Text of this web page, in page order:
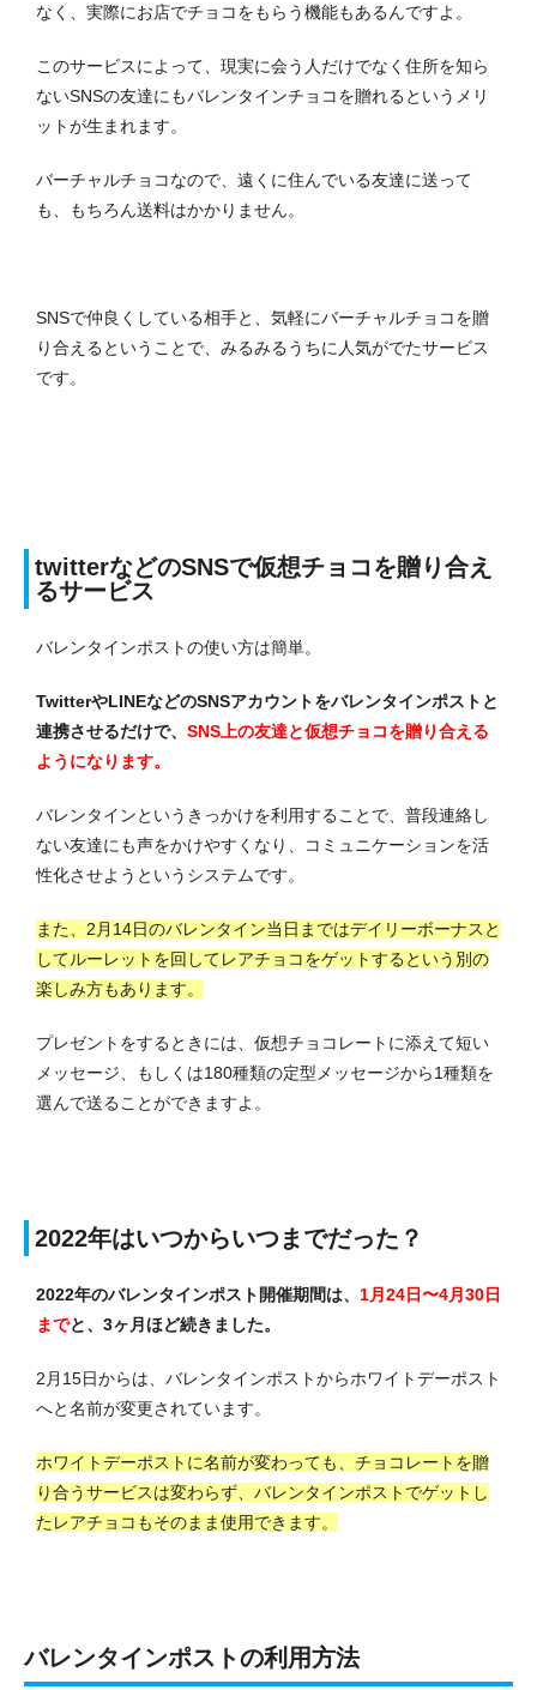
なく、実際にお店でチョコをもらう機能もあるんですよ。
このサービスによって、現実に会う人だけでなく住所を知ら
ないSNSの友達にもバレンタインチョコを贈れるというメリ
ットが生まれます。
バーチャルチョコなので、遠くに住んでいる友達に送って
も、もちろん送料はかかりません。
SNSで仲良くしている相手と、気軽にバーチャルチョコを贈
り合えるということで、みるみるうちに人気がでたサービス
です。
twitterなどのSNSで仮想チョコを贈り合え
るサービス
バレンタインポストの使い方は簡単。
TwitterやLINEなどのSNSアカウントをバレンタインポストと
連携させるだけで、 SNS上の友達と仮想チョコを贈り合える
ようになります。
バレンタインというきっかけを利用することで、普段連絡し
ない友達にも声をかけやすくなり、コミュニケーションを活
性化させようというシステムです。
また、2月14日のバレンタイン当日まではデイリーボーナスと
してルーレットを回してレアチョコをゲットするという別の
楽しみ方もあります。
プレゼントをするときには、仮想チョコレートに添えて短い
メッセージ、もしくは180種類の定型メッセージから1種類を
選んで送ることができますよ。
2022年はいつからいつまでだった？
2022年のバレンタインポスト開催期間は、 1月24日〜4月30日
までと、3ヶ月ほど続きました。
2月15日からは、バレンタインポストからホワイトデーポスト
へと名前が変更されています。
ホワイトデーポストに名前が変わっても、チョコレートを贈
り合うサービスは変わらず、バレンタインポストでゲットし
たレアチョコもそのまま使用できます。
バレンタインポストの利用方法